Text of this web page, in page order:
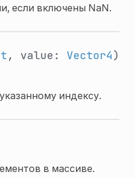
если включены NaN.
, value: Vector4)
индексу.
в массиве.